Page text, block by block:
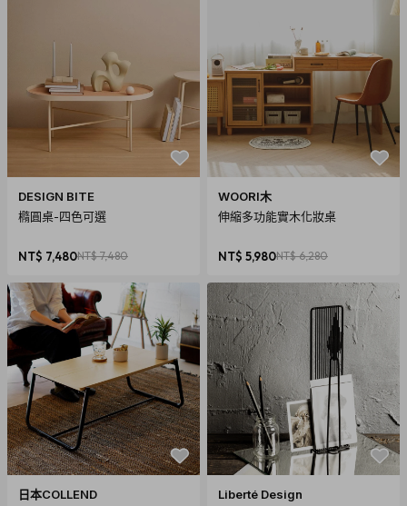
DESIGN BITE
橢圓桌-四色可選
NT$ 7,480NT$ 7,480
WOORI木
伸縮多功能實木化妝桌
NT$ 5,980NT$ 6,280
日本COLLEND Liberté Design